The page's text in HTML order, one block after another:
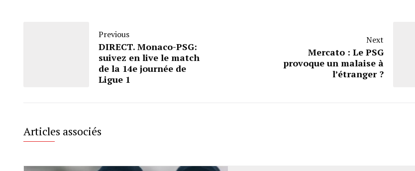
Previous
DIRECT. Monaco-PSG:
suivez en live le match
de la 14e journée de
Ligue 1
Next
Mercato : Le PSG
provoque un malaise à
l’étranger ?
Articles associés